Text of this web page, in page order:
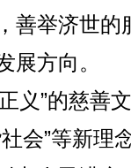
善举济世的
展方向。
义”的慈善
社会”等新